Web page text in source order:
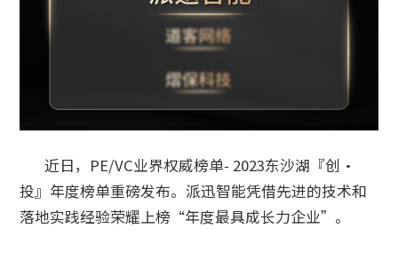
近日，PE/VC业界权威榜单- 2023东沙湖『创•
投』年度榜单重磅发布。派迅智能凭借先进的技术和
落地实践经验荣耀上榜“年度最具成长力企业”。